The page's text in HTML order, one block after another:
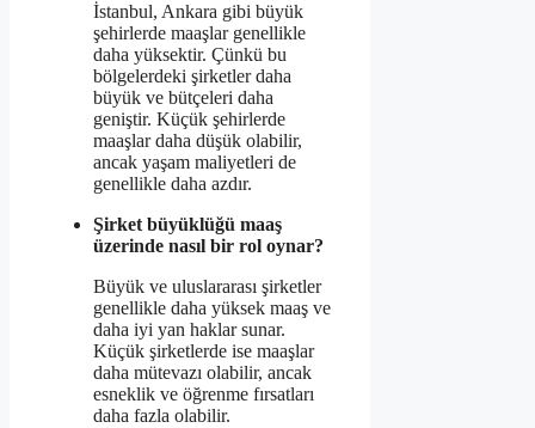
İstanbul, Ankara gibi büyük
şehirlerde maaşlar genellikle
daha yüksektir. Çünkü bu
bölgelerdeki şirketler daha
büyük ve bütçeleri daha
geniştir. Küçük şehirlerde
maaşlar daha düşük olabilir,
ancak yaşam maliyetleri de
genellikle daha azdır.
Şirket büyüklüğü maaş
üzerinde nasıl bir rol oynar?
Büyük ve uluslararası şirketler
genellikle daha yüksek maaş ve
daha iyi yan haklar sunar.
Küçük şirketlerde ise maaşlar
daha mütevazı olabilir, ancak
esneklik ve öğrenme fırsatları
daha fazla olabilir.